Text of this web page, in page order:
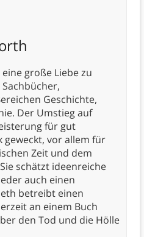
große Liebe zu
Geschichte,
Der Umstieg auf
für gut
vor allem für
Zeit und dem
schätzt ideenreiche
auch einen
betreibt einen
an einem Buch
den Tod und die Hölle